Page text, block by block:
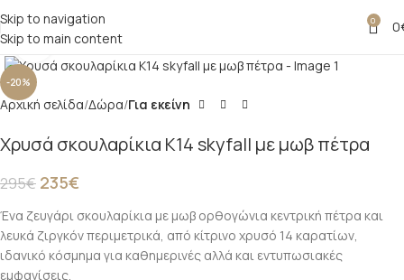
Skip to navigation
Skip to main content
0 0
-20%
Click to enlarge
Αρχική σελίδα Δώρα Για εκείνη
Χρυσά σκουλαρίκια Κ14 skyfall με μωβ πέτρα
295€ 235€
Ένα ζευγάρι σκουλαρίκια με μωβ ορθογώνια κεντρική πέτρα και
λευκά ζιργκόν περιμετρικά, από κίτρινο χρυσό 14 καρατίων,
ιδανικό κόσμημα για καθημερινές αλλά και εντυπωσιακές
εμφανίσεις.